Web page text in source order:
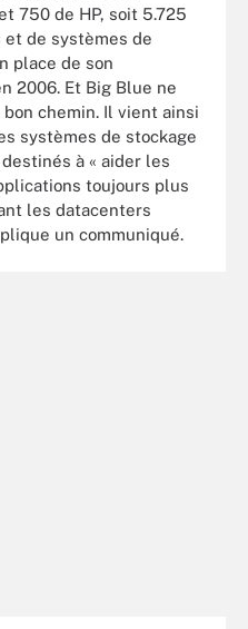
750 de HP, soit 5.725
de systèmes de
place de son
2006. Et Big Blue ne
chemin. Il vient ainsi
systèmes de stockage
à « aider les
toujours plus
les datacenters
un communiqué.